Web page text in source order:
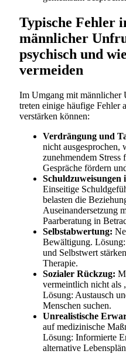
Typische Fehler
männlicher
psychisch und
vermeiden
Im Umgang mit männlicher
treten einige häufige Fehler
verstärken können:
Verdrängung und
nicht ausgesprochen,
zunehmendem
Gespräche fördern
Einseitige
belasten die
Auseinandersetzung
Paarberatung in
Selbstabwertung:
Bewältigung.
und Selbstwert
Therapie.
Sozialer Rückzug:
vermeintlich nicht als
Lösung: Austausch
Menschen suchen.
Unrealistische
auf medizinische
Lösung: Informierte
alternative